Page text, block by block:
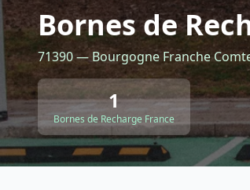
Bornes de
71390 — Bourgogne Franche
1
Bornes de Recharge France